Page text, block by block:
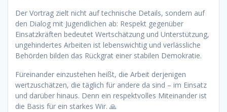
Der Vortrag zielt nicht auf technische Details, sondern auf
den Dialog mit Jugendlichen ab: Respekt gegenüber
Einsatzkräften bedeutet Wertschätzung und Unterstützung,
ungehindertes Arbeiten ist lebenswichtig und verlässliche
Behörden bilden das Rückgrat einer stabilen Demokratie.
Füreinander einzustehen heißt, die Arbeit derjenigen
wertzuschätzen, die täglich für andere da sind – im Einsatz
und darüber hinaus. Denn ein respektvolles Miteinander ist
die Basis für ein starkes Wir. 🙏